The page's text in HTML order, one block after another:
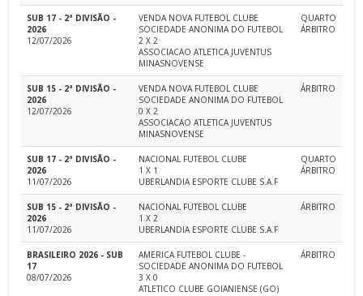
SUB 17 - 2ª DIVISÃO -
2026
12/07/2026
VENDA NOVA FUTEBOL CLUBE
SOCIEDADE ANONIMA DO FUTEBOL
2 X 2
ASSOCIACAO ATLETICA JUVENTUS
MINASNOVENSE
QUARTO
ÁRBITRO
SUB 15 - 2ª DIVISÃO -
2026
12/07/2026
VENDA NOVA FUTEBOL CLUBE
SOCIEDADE ANONIMA DO FUTEBOL
0 X 2
ASSOCIACAO ATLETICA JUVENTUS
MINASNOVENSE
ÁRBITRO
SUB 17 - 2ª DIVISÃO -
2026
11/07/2026
NACIONAL FUTEBOL CLUBE
1 X 1
UBERLANDIA ESPORTE CLUBE S.A.F
QUARTO
ÁRBITRO
SUB 15 - 2ª DIVISÃO -
2026
11/07/2026
NACIONAL FUTEBOL CLUBE
1 X 2
UBERLANDIA ESPORTE CLUBE S.A.F
ÁRBITRO
BRASILEIRO 2026 - SUB
17
08/07/2026
AMERICA FUTEBOL CLUBE -
SOCIEDADE ANONIMA DO FUTEBOL
3 X 0
ATLETICO CLUBE GOIANIENSE (GO)
ÁRBITRO